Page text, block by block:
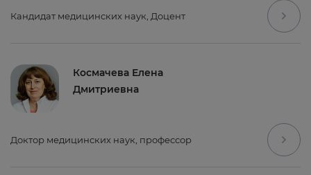
Кандидат медицинских наук, Доцент
Космачева Елена
Дмитриевна
Доктор медицинских наук, профессор